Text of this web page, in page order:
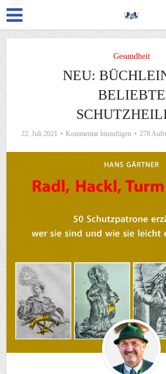
Gesundheit
NEU:
BELIEBTE
22. Juli 2021 Kommentar hinzufügen 278